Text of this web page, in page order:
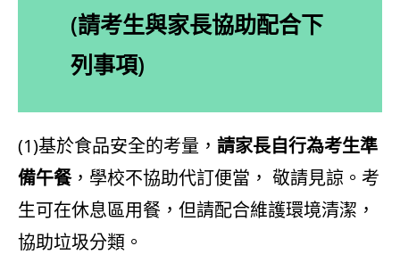
(請考生與家長協助配合下
列事項)
(1)基於食品安全的考量， 請家長自行為考生準
備午餐，學校不協助代訂便當， 敬請見諒。考
生可在休息區用餐，但請配合維護環境清潔，
協助垃圾分類。